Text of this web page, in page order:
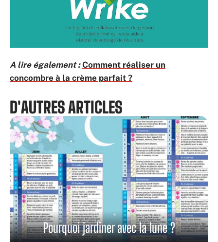
A lire également : Comment réaliser un
concombre à la crème parfait ?
D'AUTRES ARTICLES
Pourquoi jardiner avec la lune ?